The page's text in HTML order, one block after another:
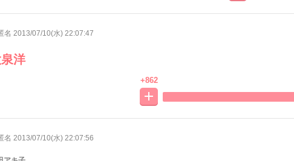
名 2013/07/10(水) 22:07:47
洋
+862
名 2013/07/10(水) 22:07:56